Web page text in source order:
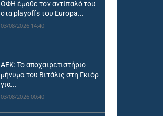
ΟΦΗ έμαθε τον αντίπαλό του
στα playoffs του Europa...
03/08/2026 14:40
ΑΕΚ: Το αποχαιρετιστήριο
μήνυμα του Βιτάλις στη Γκιόρ
για...
03/08/2026 00:40